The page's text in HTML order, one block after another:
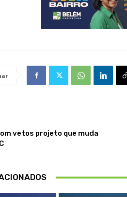
vetos projeto que muda